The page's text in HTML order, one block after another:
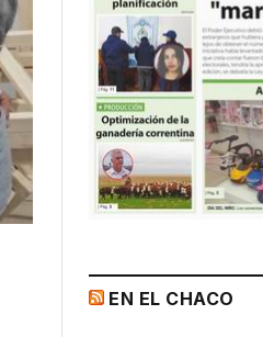
EN EL CHACO